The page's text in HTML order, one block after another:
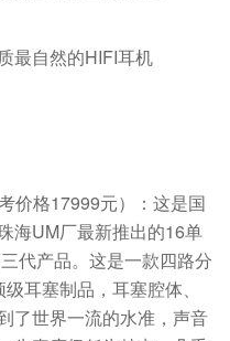
考价格17999元）：这是国
海UM厂最新推出的16单
代产品。这是一款四路分
耳塞制品，耳塞腔体、
了世界一流的水准，声音